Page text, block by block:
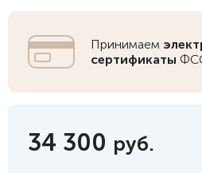
Принимаем
сертификаты
34 300 руб.